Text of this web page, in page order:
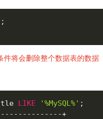
;
件将会删除整个数据表的数据
LIKE '%MySQL%' ;
-- -- -- -- -- -- --+